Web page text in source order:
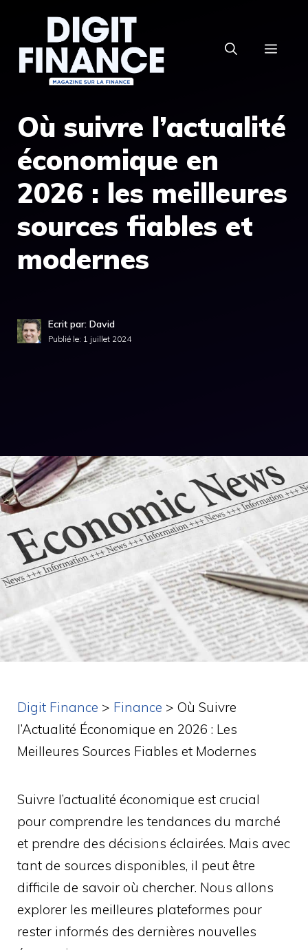
contenu
Où suivre l’actualité
économique en
2026 : les meilleures
sources fiables et
modernes
Ecrit par: David
Publié le: 1 juillet 2024
Digit Finance > Finance > Où Suivre
l’Actualité Économique en 2026 : Les
Meilleures Sources Fiables et Modernes
Suivre l’actualité économique est crucial
pour comprendre les tendances du marché
et prendre des décisions éclairées. Mais avec
tant de sources disponibles, il peut être
difficile de savoir où chercher. Nous allons
explorer les meilleures plateformes pour
rester informés des dernières nouvelles